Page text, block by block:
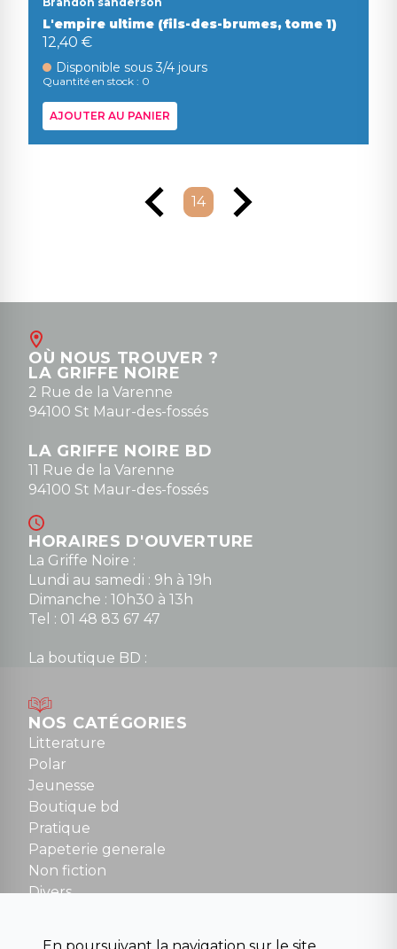
L'empire ultime (fils-des-brumes, tome 1)
12,40 €
Disponible sous 3/4 jours
Quantité en stock : 0
AJOUTER AU PANIER
14
OÙ NOUS TROUVER ?
LA GRIFFE NOIRE
2 Rue de la Varenne
94100 St Maur-des-fossés
LA GRIFFE NOIRE BD
11 Rue de la Varenne
94100 St Maur-des-fossés
HORAIRES D'OUVERTURE
La Griffe Noire :
Lundi au samedi : 9h à 19h
Dimanche : 10h30 à 13h
Tel : 01 48 83 67 47
La boutique BD :
Mardi au samedi : 10h à 13h / 14h à 19h
Dimanche : 10h30 à 12h30
Tel : 01 48 89 13 88
Fermé le dimanche en Juillet et Août
NOUS CONTACTER
contact@la-griffe-noire.com
NOS CATÉGORIES
Litterature
Polar
Jeunesse
Boutique bd
Pratique
Papeterie generale
Non fiction
Divers